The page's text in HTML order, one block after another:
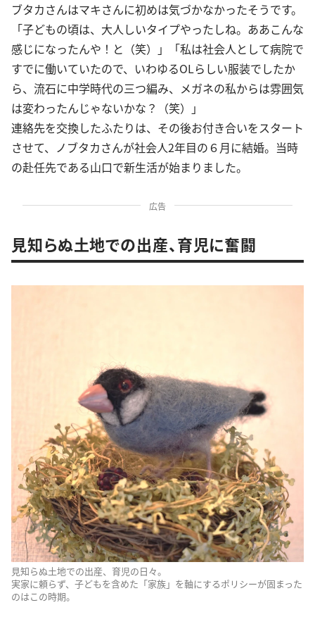
ブタカさんはマキさんに初めは気づかなかったそうです。
「子どもの頃は、大人しいタイプやったしね。ああこんな
感じになったんや！と（笑）」「私は社会人として病院で
すでに働いていたので、いわゆるOLらしい服装でしたか
ら、流石に中学時代の三つ編み、メガネの私からは雰囲気
は変わったんじゃないかな？（笑）」
連絡先を交換したふたりは、その後お付き合いをスタート
させて、ノブタカさんが社会人2年目の６月に結婚。当時
の赴任先である山口で新生活が始まりました。
広告
見知らぬ土地での出産、育児に奮闘
見知らぬ土地での出産、育児の日々。
実家に頼らず、子どもを含めた「家族」を軸にするポリシーが固まった
のはこの時期。